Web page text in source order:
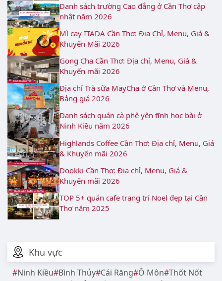
Khu vực
Ninh Kiều Bình Thủy Cái Răng Ô Môn Thốt Nốt
Danh sách trường Cao đẳng ở Cần Thơ cập
nhật năm 2026
Mì cay ITADA Cần Thơ: Địa Chỉ, Menu, Giá &
Khuyến Mãi 2026
Gong Cha Cần Thơ: Địa chỉ, Menu, Giá &
Khuyến mãi 2026
Địa chỉ Trà sữa MayCha ở Cần Thơ và Menu,
Bảng giá 2026
Danh sách quán cà phê yên tĩnh học bài ở
Ninh Kiều năm 2026
Highlands Coffee Cần Thơ: Địa chỉ, Menu, Giá
& Khuyến mãi 2026
Dookki Cần Thơ: Địa chỉ, Menu, Giá &
Khuyến mãi 2026
TOP 5+ quán cafe trang trí Noel đẹp tại Cần
Thơ năm 2025